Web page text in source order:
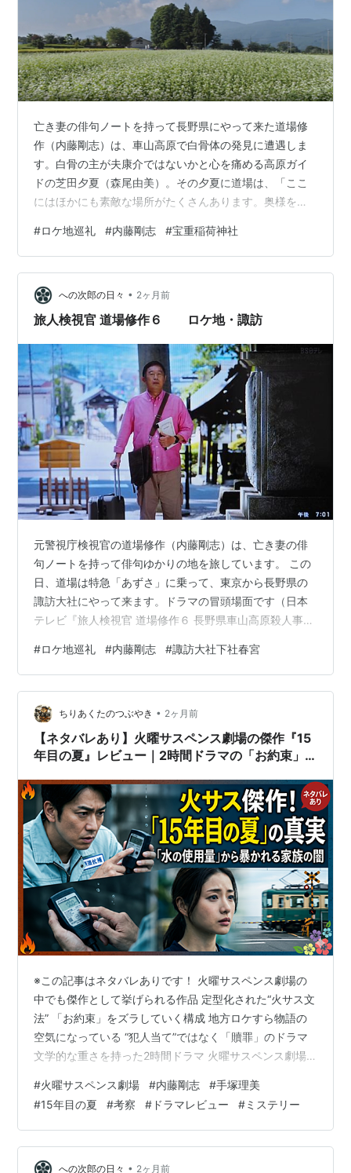
亡き妻の俳句ノートを持って長野県にやって来た道場修
作（内藤剛志）は、車山高原で白骨体の発見に遭遇しま
す。白骨の主が夫康介ではないかと心を痛める高原ガイ
ドの芝田夕夏（森尾由美）。その夕夏に道場は、「ここ
にはほかにも素敵な場所がたくさんあります。奥様を連
ラマの前半部分です（日本テレビ『旅人検視官 道場修作
６ 長野県車山高原殺人事件』2026年）。 【映像】「オ
レも俳句の勉強の旅に出かけるかぁ」。そう言って道場
は、一面にそばの花が咲いた郊外にやって来ます。 【現
在】長野県茅野市玉川地区です。真ん中の木が茂ってい
#ロケ地巡礼 #内藤剛志 #宝重稲荷神社
への次郎の日々 • 2ヶ月前
旅人検視官 道場修作６ ロケ地・諏訪
元警視庁検視官の道場修作（内藤剛志）は、亡き妻の俳
句ノートを持って俳句ゆかりの地を旅しています。 この
日、道場は特急「あずさ」に乗って、東京から長野県の
諏訪大社にやって来ます。ドラマの冒頭場面です（日本
テレビ『旅人検視官 道場修作６ 長野県車山高原殺人事
よ」。しみじみと言う道場。このあと道場は妻のノート
に目を落とし、「由美子」と声を掛けます。 【現在】諏
訪大社下社春宮の石鳥居をくぐった先です。道場は狛犬
の横に立っていました。 【映像】「旅の最初は、しっか
りお詣りしないとな」。そう言って、深々と頭を下げる
道場。 【現在】幣拝殿です。 【映像】「…
#ロケ地巡礼 #内藤剛志 #諏訪大社下社春宮
ちりあくたのつぶやき • 2ヶ月前
【ネタバレあり】火曜サスペンス劇場の傑作『15
年目の夏』レビュー｜2時間ドラマの「お約束」
※この記事はネタバレありです！ 火曜サスペンス劇場の
中でも傑作として挙げられる作品 定型化された“火サス文
法” 「お約束」をズラしていく構成 地方ロケすら物語の
空気になっている “犯人当て”ではなく「贖罪」のドラマ
文学的な重さを持った2時間ドラマ 火曜サスペンス劇場
ペンス劇場の中で傑作とされる作品を教えてください」
と尋ねたところ、今回取り上げる『15年目の夏』が挙が
ってきた。 2001年放送 監督：西本淳一 脚本：中岡京平
出演：内藤剛志、手塚理美 火曜サスペンス劇場 １５年目
の夏 内藤剛志 Amazon なお、本作及び火曜サスペンス…
#火曜サスペンス劇場 #内藤剛志 #手塚理美
#15年目の夏 #考察 # ドラマレビュー #ミステリー
への次郎の日々 • 2ヶ月前